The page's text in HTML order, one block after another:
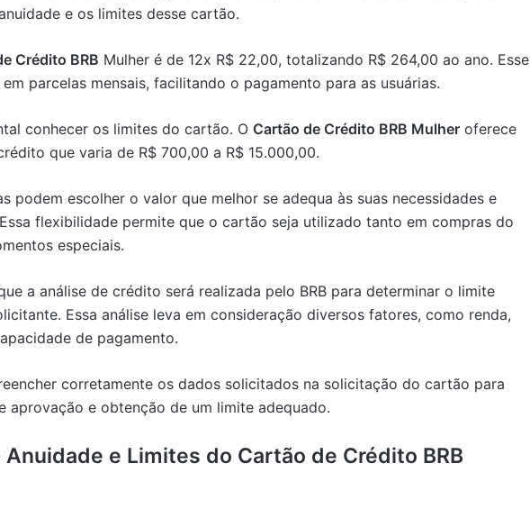
e os limites desse cartão.
Crédito BRB Mulher é de 12x R$ 22,00, totalizando R$ 264,00 ao ano. Esse
parcelas mensais, facilitando o pagamento para as usuárias.
conhecer os limites do cartão. O Cartão de Crédito BRB Mulheroferece
que varia de R$ 700,00 a R$ 15.000,00.
podem escolher o valor que melhor se adequa às suas necessidades e
flexibilidade permite que o cartão seja utilizado tanto em compras do
especiais.
a análise de crédito será realizada pelo BRB para determinar o limite
Essa análise leva em consideração diversos fatores, como renda,
de pagamento.
corretamente os dados solicitados na solicitação do cartão para
aprovação e obtenção de um limite adequado.
e Limites do Cartão de Crédito BRB